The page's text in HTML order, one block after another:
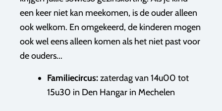
een keer niet kan meekomen, is de ouder alleen
ook welkom. En omgekeerd, de kinderen mogen
ook wel eens alleen komen als het niet past voor
de ouders...
Familiecircus:zaterdag van 14u00 tot
15u30 in Den Hangar in Mechelen